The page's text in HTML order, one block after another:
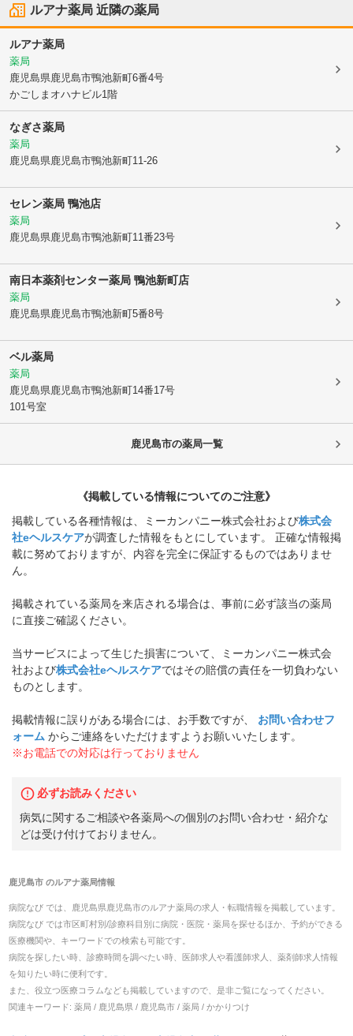
ルアナ薬局 近隣の薬局
ルアナ薬局
薬局
鹿児島県鹿児島市鴨池新町6番4号
かごしまオハナビル1階
なぎさ薬局
薬局
鹿児島県鹿児島市鴨池新町11-26
セレン薬局 鴨池店
薬局
鹿児島県鹿児島市鴨池新町11番23号
南日本薬剤センター薬局 鴨池新町店
薬局
鹿児島県鹿児島市鴨池新町5番8号
ベル薬局
薬局
鹿児島県鹿児島市鴨池新町14番17号
101号室
鹿児島市の薬局一覧
《掲載している情報についてのご注意》
掲載している各種情報は、ミーカンパニー株式会社および株式会
社eヘルスケアが調査した情報をもとにしています。 正確な情報掲
載に努めておりますが、内容を完全に保証するものではありませ
ん。
掲載されている薬局を来店される場合は、事前に必ず該当の薬局
に直接ご確認ください。
当サービスによって生じた損害について、ミーカンパニー株式会
社および株式会社eヘルスケアではその賠償の責任を一切負わない
ものとします。
掲載情報に誤りがある場合には、お手数ですが、
お問い合わせフ
ォーム からご連絡をいただけますようお願いいたします。
※お電話での対応は行っておりません
必ずお読みください
病気に関するご相談や各薬局への個別のお問い合わせ・紹介な
どは受け付けておりません。
鹿児島市のルアナ薬局情報
病院なび では、 鹿児島県鹿児島市のルアナ薬局の求人・転職情報を掲載しています。
病院なび では市区町村別/診療科目別に病院・医院・薬局を探せるほか、予約ができる
医療機関や、キーワードでの検索も可能です。
病院を探したい時、診療時間を調べたい時、医師求人や看護師求人、薬剤師求人情報
を知りたい時に便利です。
また、役立つ医療コラムなども掲載していますので、是非ご覧になってください。
関連キーワード: 薬局 / 鹿児島県 / 鹿児島市 / 薬局 / かかりつけ